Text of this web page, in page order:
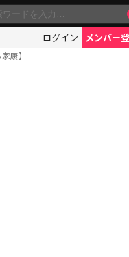
ログイン メンバー
康】